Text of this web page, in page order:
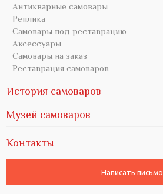
Антикварные самовары
Реплика
Самовары под реставрацию
Аксессуары
Самовары на заказ
Реставрация самоваров
История самоваров
Музей самоваров
Контакты
Написать письмо